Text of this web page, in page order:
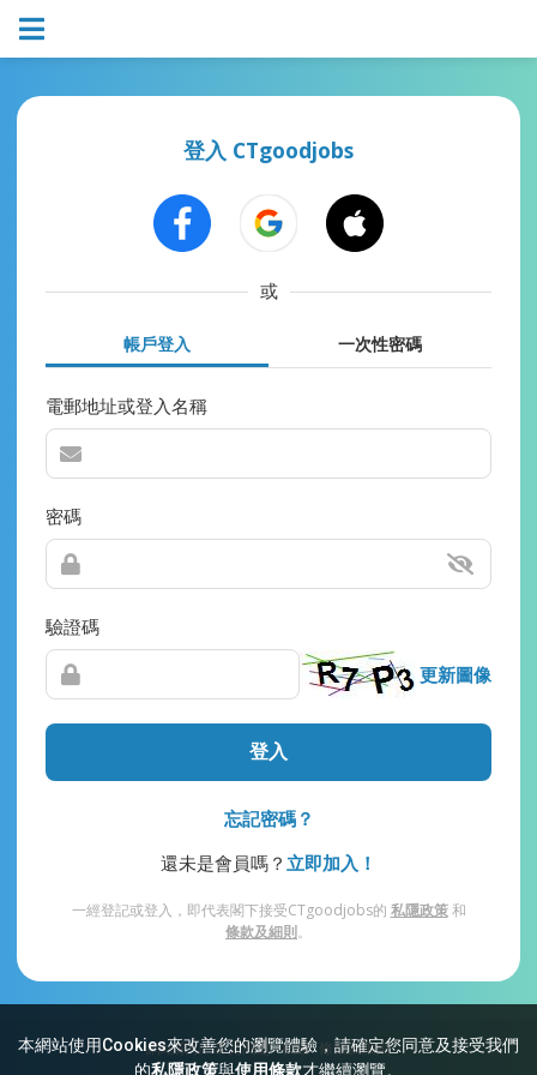
本網站使用Cookies來改善您的瀏覽體驗，請確定您同意及接受我們
的私隱政策與使用條款才繼續瀏覽。
登入 CTgoodjobs
或
帳戶登入 一次性密碼
電郵地址或登入名稱
密碼
驗證碼
更新圖像
登入
忘記密碼？
還未是會員嗎？ 立即加入！
一經登記或登入，即代表閣下接受CTgoodjobs的 私隱政策和
條款及細則。
網站索引 常見問題 私隱 條款及細則